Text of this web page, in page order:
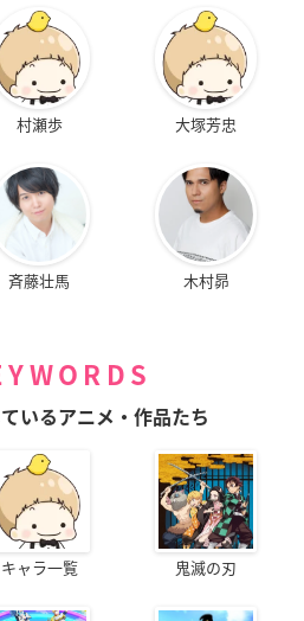
村瀬歩 大塚芳忠
斉藤壮馬 木村昴
いるアニメ・作品たち
キャラ一覧 鬼滅の刃